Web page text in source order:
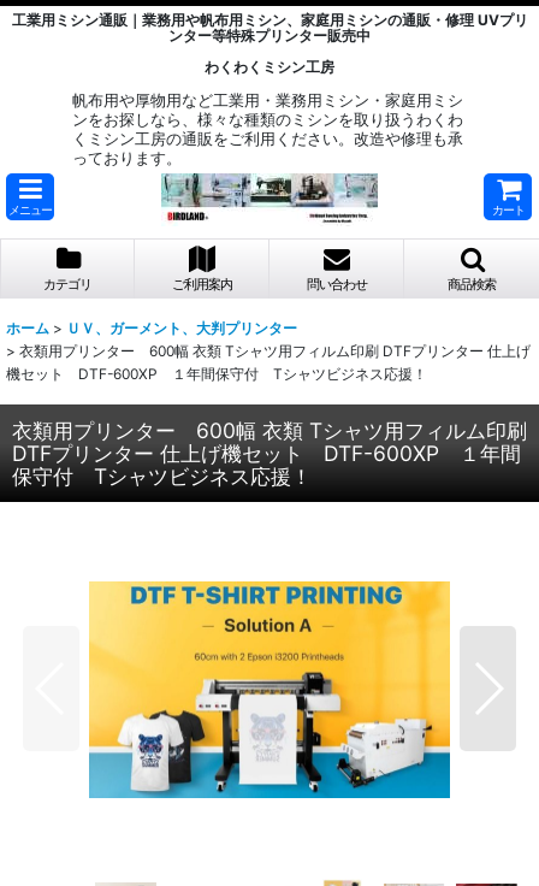
工業用ミシン通販｜業務用や帆布用ミシン、家庭用ミシンの通販・修理 UVプリ
ンター等特殊プリンター販売中
わくわくミシン工房
帆布用や厚物用など工業用・業務用ミシン・家庭用ミシ
ンをお探しなら、様々な種類のミシンを取り扱うわくわ
くミシン工房の通販をご利用ください。改造や修理も承
っております。
メニュー カート
カテゴリ ご利用案内 問い合わせ 商品検索
ホーム > ＵＶ、ガーメント、大判プリンター
> 衣類用プリンター 600幅 衣類 Tシャツ用フィルム印刷 DTFプリンター 仕上げ
機セット DTF-600XP １年間保守付 Tシャツビジネス応援！
衣類用プリンター 600幅 衣類 Tシャツ用フィルム印刷
DTFプリンター 仕上げ機セット DTF-600XP １年間
保守付 Tシャツビジネス応援！